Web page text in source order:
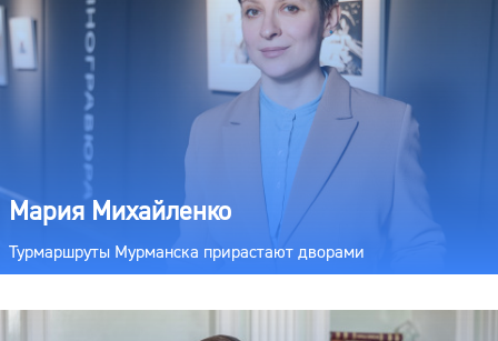
Мария Михайленко
Турмаршруты Мурманска прирастают дворами